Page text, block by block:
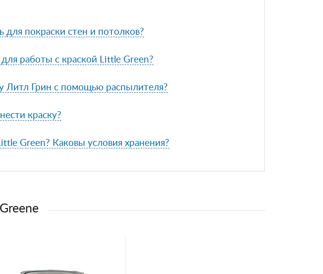
для покраски стен и потолков?
работы с краской Little Green?
Литл Грин с помощью распылителя?
краску?
Green? Каковы условия хранения?